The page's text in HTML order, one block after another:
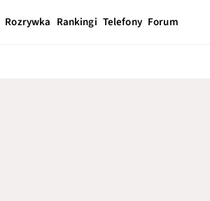
Rozrywka Rankingi Telefony Forum